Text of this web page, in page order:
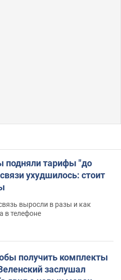
подняли тарифы "до
ухудшилось: стоит
выросли в разы и как
в телефоне
получить комплекты
заслушал